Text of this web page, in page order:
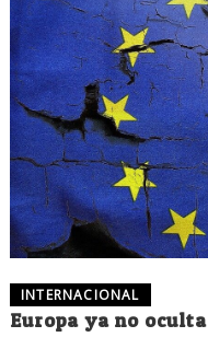
INTERNACIONAL
Europa ya no